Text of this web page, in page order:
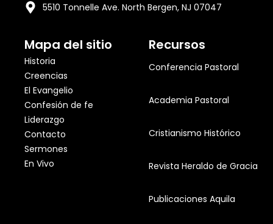
5510 Tonnelle Ave. North Bergen, NJ 07047
Mapa del sitio
Historia
Creencias
El Evangelio
Confesión de fe
Liderazgo
Contacto
Sermones
En Vivo
Recursos
Conferencia Pastoral
Academia Pastoral
Cristianismo Histórico
Revista Heraldo de Gracia
Publicaciones Aquila